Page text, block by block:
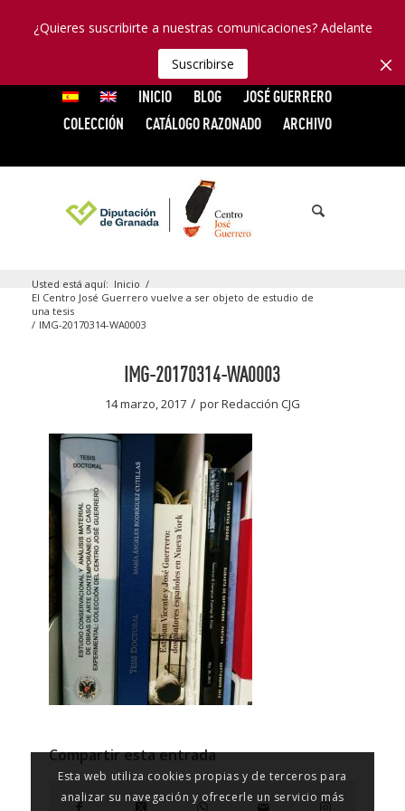
¿Quieres suscribirte a nuestras comunicaciones? Adelante
Suscribirse
INICIO BLOG
JOSÉ GUERRERO
COLECCIÓN
CATÁLOGO RAZONADO ARCHIVO
Usted está aquí: Inicio /
El Centro José Guerrero vuelve a ser objeto de estudio de
una tesis
/ IMG-20170314-WA0003
IMG-20170314-WA0003
14 marzo, 2017 / porRedacción CJG
Compartir esta entrada
Esta web utiliza cookies propias y de terceros para
analizar su navegación y ofrecerle un servicio más